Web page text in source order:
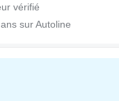
ans sur Autoline